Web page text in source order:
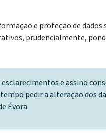
e proteção de
prudencialmente,
e assino
pedir a alteração dos
Évora.